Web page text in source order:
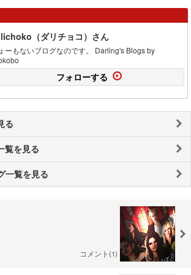
（ダリチョコ）さん
ーもないブログなのです。 Darling's Blogs by
フォローする
る
覧を見る
一覧を見る
コメント(1)